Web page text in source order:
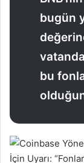
bugün
bu